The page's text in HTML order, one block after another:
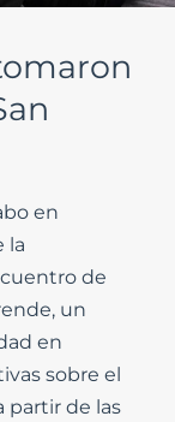
en
la
de
un
en
sobre el
partir de las